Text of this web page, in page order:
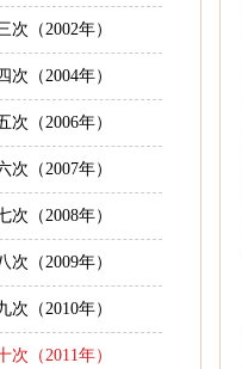
次（2002年）
次（2004年）
次（2006年）
次（2007年）
次（2008年）
次（2009年）
次（2010年）
次（2011年）